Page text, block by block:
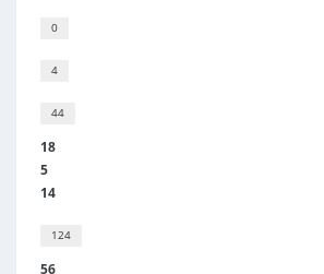
0
4
44
18
5
14
124